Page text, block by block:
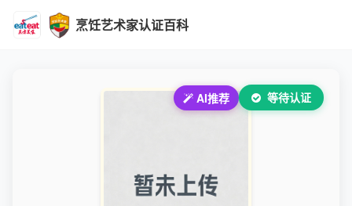
烹饪艺术家认证百科
AI推荐 等待认证